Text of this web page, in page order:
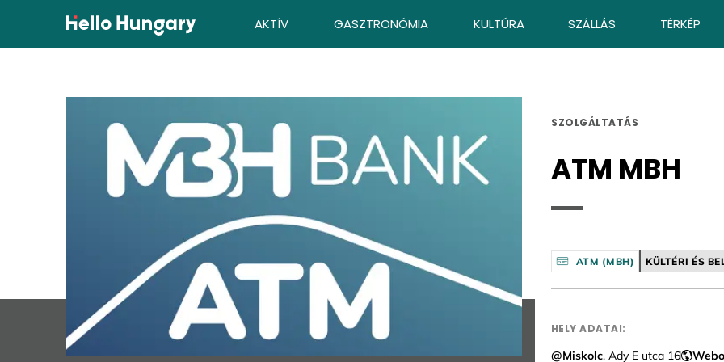
Ugrás a tartalomhoz AKTÍV GASZTRONÓMIA KULTÚRA SZÁLLÁS TÉRKÉP
SZOLGÁLTATÁS
ATM MBH
ATM (MBH) KÜLTÉRI ÉS
HELY ADATAI:
@Miskolc, Ady E utca 16